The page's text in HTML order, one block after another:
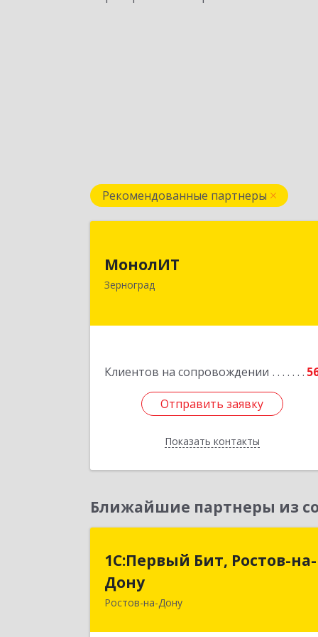
Рекомендованные партнеры
МонолИТ
Зерноград
Клиентов на сопровождении
Отправить заявку
Показать контакты
Зерноградский р-н, Зерноград г,
Отправить заявку
Назад
Ближайшие партнеры из
1С:Первый Бит, Ростов-на-
Дону
Ростов-на-Дону
1С:Первый Бит, Ростов-на-
Дону
344091, Ростовская обл, Ростов-на-